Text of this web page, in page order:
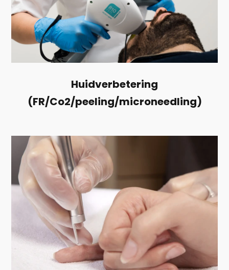
Huidverbetering
(FR/Co2/peeling/microneedling)